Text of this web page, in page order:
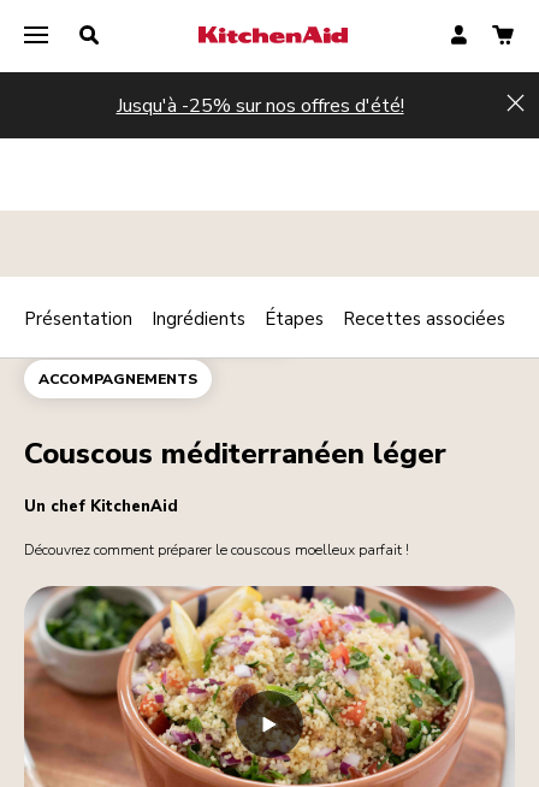
Jusqu'à -25% sur nos offres d'été!
PLAT PRINCIPAL VÉGÉTARIEN
ACCOMPAGNEMENTS
Print
Couscous méditerranéen léger
Un chef KitchenAid
Découvrez comment préparer le couscous moelleux parfait !
Présentation Ingrédients Étapes Recettes associées